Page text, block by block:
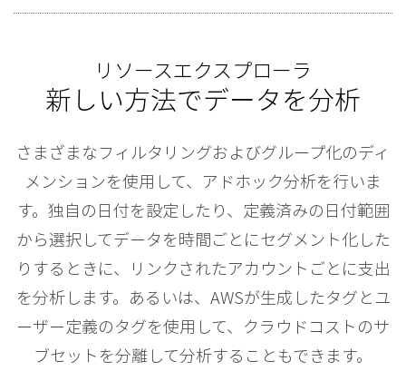
リソースエクスプローラ
新しい方法でデータを分析
さまざまなフィルタリングおよびグループ化のディ
メンションを使用して、アドホック分析を行いま
す。独自の日付を設定したり、定義済みの日付範囲
から選択してデータを時間ごとにセグメント化した
りするときに、リンクされたアカウントごとに支出
を分析します。あるいは、AWSが生成したタグとユ
ーザー定義のタグを使用して、クラウドコストのサ
ブセットを分離して分析することもできます。